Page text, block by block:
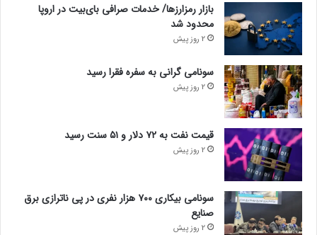
بازار رمزارزها/ خدمات صرافی بای‌بیت در اروپا
محدود شد
2 روز پیش
سونامی گرانی به سفره فقرا رسید
2 روز پیش
قیمت نفت به ۷۲ دلار و ۵۱ سنت رسید
2 روز پیش
سونامی بیکاری ۷۰۰ هزار نفری در پی ناترازی برق
صنایع
2 روز پیش